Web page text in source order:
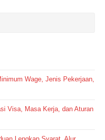
Wage, Jenis Pekerjaan,
Visa, Masa Kerja, dan Aturan